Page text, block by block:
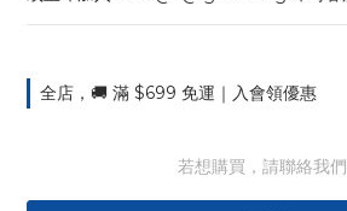
全店，🚚 滿 $699 免運｜入會領優惠
若想購買，請聯絡我們